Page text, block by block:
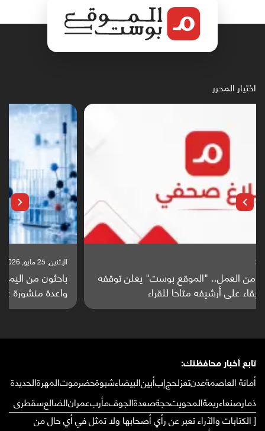
اختيار المحرر
باحثون من اليمن يدخلون سباق أبحاث ألزهايمر بدراسة
واعدة منشورة عالميا (ترجمة)
تابع أخبار محافظتك:
أمانة العاصمةعدنتعزلحجإبأبينالبيضاءشبوةحضرموتالمهرةالحديدة
ذمارصنعاءريمةالمحويتحجةصعدةالجوفمأربعمرانالضالعسقطرى
[ الكتابات والآراء تعبر عن رأي أصحابها ولا تمثل في أي حال من